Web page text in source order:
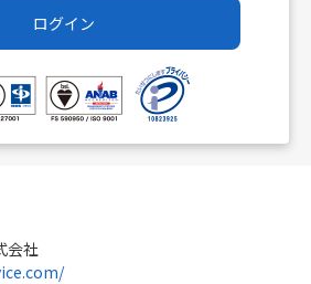
ログイン
会社